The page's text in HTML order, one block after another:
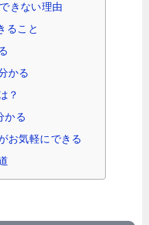
きない理由
ること
かる
？
かる
お気軽にできる